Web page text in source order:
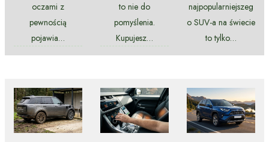
oczami z
pewnością
pojawia…
to nie do
pomyślenia.
Kupujesz…
najpopularniejszeg
o SUV-a na świecie
to tylko…